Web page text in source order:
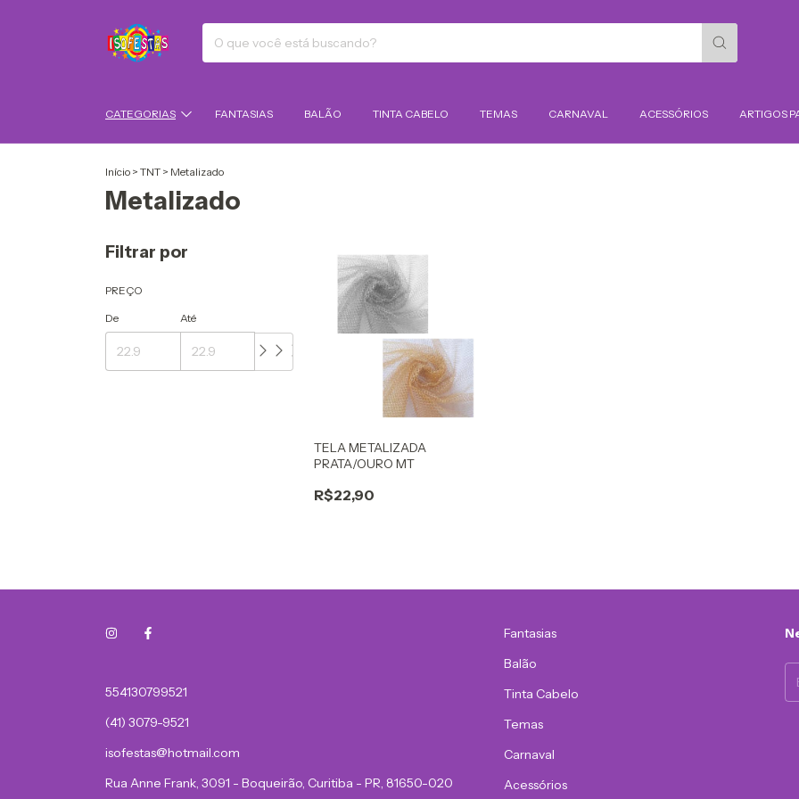
CATEGORIAS FANTASIAS BALÃO TINTA CABELO TEMAS CARNAVAL ACESSÓRIOS ARTIGOS
Início > TNT > Metalizado
Metalizado
Filtrar por
PREÇO
De Até
TELA METALIZADA
PRATA/OURO MT
R$22,90
554130799521
(41) 3079-9521
isofestas@hotmail.com
Rua Anne Frank, 3091 - Boqueirão, Curitiba - PR, 81650-020
Fantasias
Balão
Tinta Cabelo
Temas
Carnaval
Acessórios